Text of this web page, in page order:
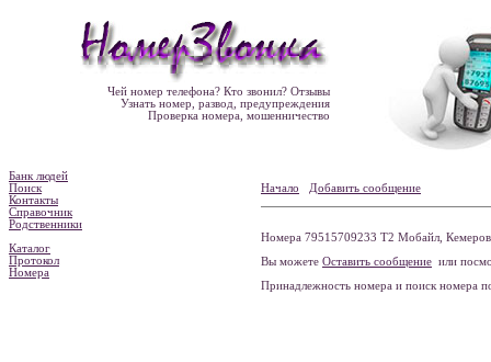
Чей номер телефона? Кто звонил? Отзывы
Узнать номер, развод, предупреждения
Проверка номера, мошенничество
Банк людей
Поиск
Контакты
Справочник
Родственники
Каталог
Протокол
Номера
Начало Добавить сообщение
Номера 79515709233 Т2 Мобайл,
Вы можете Оставить сообщение или
Принадлежность номера и поиск номера